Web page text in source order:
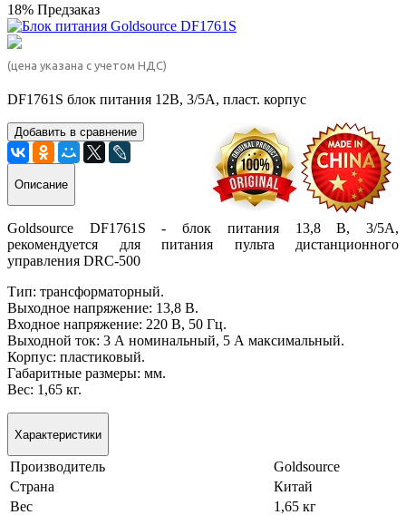
18% Предзаказ
(цена указана с учетом НДС)
DF1761S блок питания 12В, 3/5А, пласт. корпус
Добавить в сравнение
Описание
Goldsource DF1761S - блок питания 13,8 В, 3/5А,
рекомендуется для питания пульта дистанционного
управления DRC-500
Тип: трансформаторный.
Выходное напряжение: 13,8 В.
Входное напряжение: 220 В, 50 Гц.
Выходной ток: 3 А номинальный, 5 А максимальный.
Корпус: пластиковый.
Габаритные размеры: мм.
Вес: 1,65 кг.
Характеристики
Производитель
Goldsource
Страна
Китай
Вес
1,65 кг